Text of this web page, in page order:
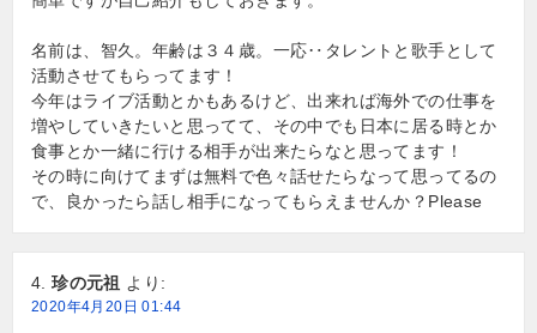
名前は、智久。年齢は３４歳。一応‥タレントと歌手として
活動させてもらってます！
今年はライブ活動とかもあるけど、出来れば海外での仕事を
増やしていきたいと思ってて、その中でも日本に居る時とか
食事とか一緒に行ける相手が出来たらなと思ってます！
その時に向けてまずは無料で色々話せたらなって思ってるの
で、良かったら話し相手になってもらえませんか？Please
珍の元祖 より:
2020年4月20日 01:44